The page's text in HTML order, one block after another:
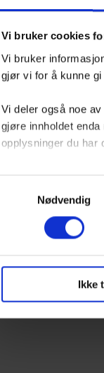
Vi bruker cookies
Vi bruker
gjør vi for å kunne
Vi deler også noe
gjøre innholdet
opplysninger du har
Du har full kontroll
skape en bedre
Nødvendig
Ikke